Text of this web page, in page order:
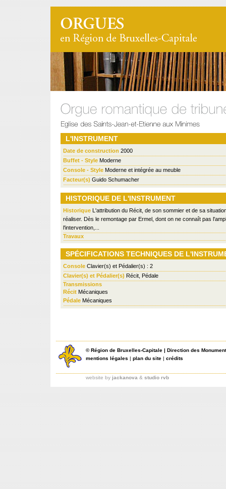
L'INSTRUMENT
Date de construction 2000
Buffet - Style Moderne
Console - Style Moderne et intégrée au meuble
Facteur(s) Guido Schumacher
HISTORIQUE DE L'INSTRUMENT
Historique L'attribution du Récit, de son sommier et de sa
réaliser. Dès le remontage par Ermel, dont on ne connaît pas
l'intervention,...
Travaux
SPÉCIFICATIONS TECHNIQUES DE
Console Clavier(s) et Pédalier(s) : 2
Clavier(s) et Pédalier(s) Récit, Pédale
Transmissions
Récit Mécaniques
Pédale Mécaniques
©Région de Bruxelles-Capitale | Direction des
mentions légales | plan du site | crédits
website by jackanova & studio rvb